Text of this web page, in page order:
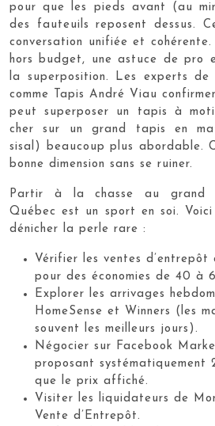
pour que les pieds avant (au
des fauteuils reposent dessus.
conversation unifiée et
hors budget, une astuce de pro
la superposition. Les experts de
comme Tapis André Viau
peut superposer un tapis à
cher sur un grand tapis en
sisal) beaucoup plus abordable.
bonne dimension sans se ruiner.
Partir à la chasse au grand
Québec est un sport en soi.
dénicher la perle rare :
Vérifier les ventes d’entrepôt
pour des économies de 40 à
Explorer les arrivages
HomeSense et Winners (les
souvent les meilleurs jours).
Négocier sur Facebook
proposant systématiquement
que le prix affiché.
Visiter les liquidateurs de
Vente d’Entrepôt.